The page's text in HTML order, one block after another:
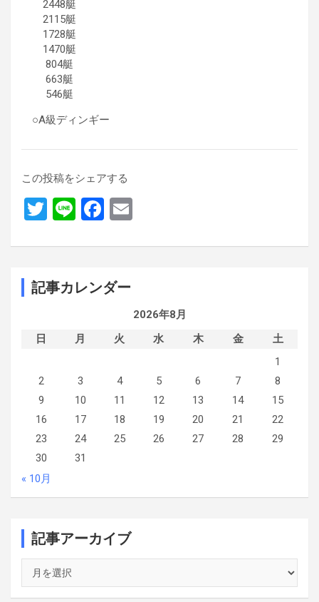
2448艇
2115艇
1728艇
1470艇
804艇
663艇
546艇
○A級ディンギー
この投稿をシェアする
T
tt
er
Li
e
F
ce
b
o
k
ail
記事カレンダー
2026年8月
日
月 火 水 木 金
土
1
2
3 4 5 6 7
8
9
10 11 12 13 14
15
16
17 18 19 20 21
22
23
24 25 26 27 28
29
30
31
« 10月
記事アーカイブ
ア